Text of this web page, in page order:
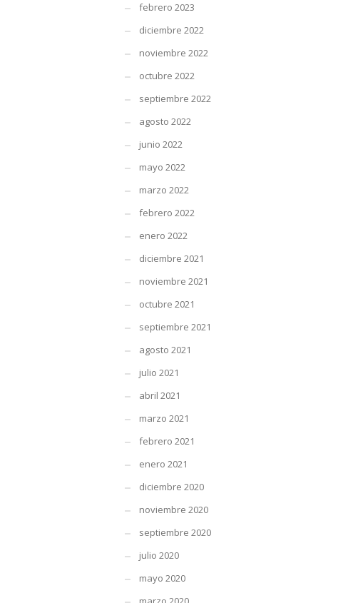
febrero 2023
diciembre 2022
noviembre 2022
octubre 2022
septiembre 2022
agosto 2022
junio 2022
mayo 2022
marzo 2022
febrero 2022
enero 2022
diciembre 2021
noviembre 2021
octubre 2021
septiembre 2021
agosto 2021
julio 2021
abril 2021
marzo 2021
febrero 2021
enero 2021
diciembre 2020
noviembre 2020
septiembre 2020
julio 2020
mayo 2020